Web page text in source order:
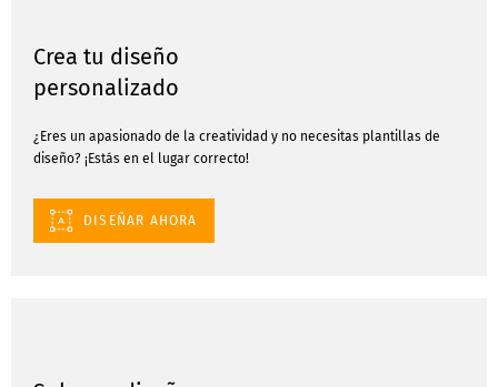
Crea tu diseño
personalizado
¿Eres un apasionado de la creatividad y no necesitas plantillas de
diseño? ¡Estás en el lugar correcto!
DISEÑAR AHORA